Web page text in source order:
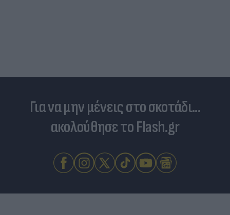
Για να μην μένεις στο σκοτάδι...
ακολούθησε το Flash.gr